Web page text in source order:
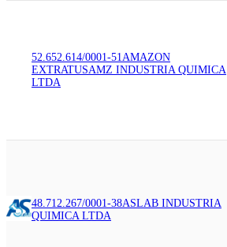
52.652.614/0001-51AMAZON
EXTRATUSAMZ INDUSTRIA QUIMICA
LTDA
48.712.267/0001-38ASLAB INDUSTRIA
QUIMICA LTDA